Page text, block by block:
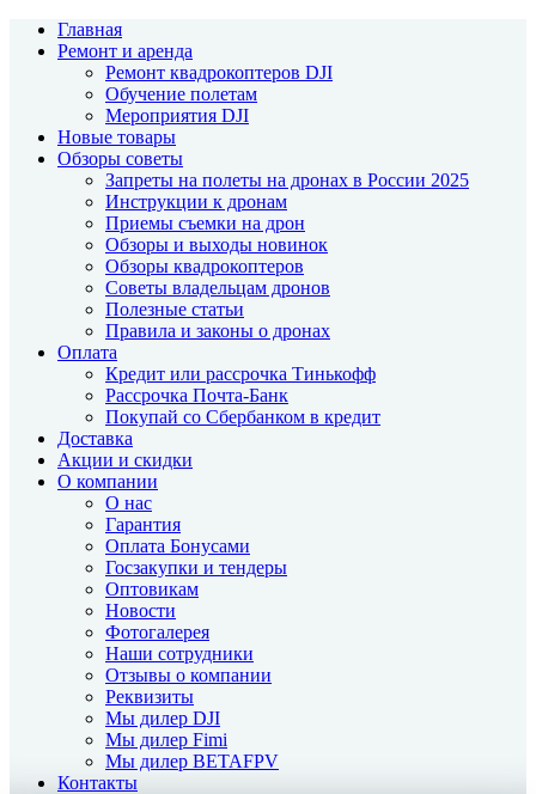
Главная
Ремонт и аренда
Ремонт квадрокоптеров DJI
Обучение полетам
Мероприятия DJI
Новые товары
Обзоры советы
Запреты на полеты на дронах в России 2025
Инструкции к дронам
Приемы съемки на дрон
Обзоры и выходы новинок
Обзоры квадрокоптеров
Советы владельцам дронов
Полезные статьи
Правила и законы о дронах
Оплата
Кредит или рассрочка Тинькофф
Рассрочка Почта-Банк
Покупай со Сбербанком в кредит
Доставка
Акции и скидки
О компании
О нас
Гарантия
Оплата Бонусами
Госзакупки и тендеры
Оптовикам
Новости
Фотогалерея
Наши сотрудники
Отзывы о компании
Реквизиты
Мы дилер DJI
Мы дилер Fimi
Мы дилер BETAFPV
Контакты